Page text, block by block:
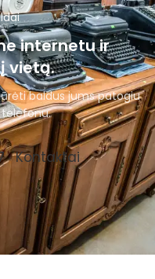
internetu ir
vietą.
baldus jums patogiu
Kontaktai